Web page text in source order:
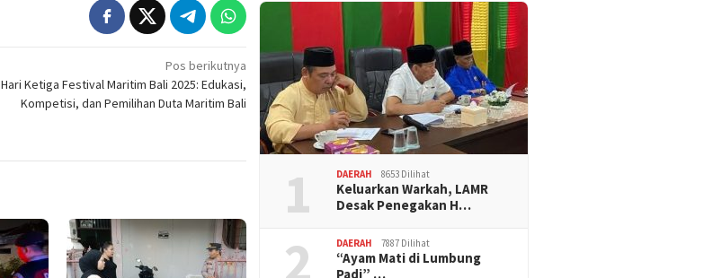
Pos berikutnya
Hari Ketiga Festival Maritim Bali 2025: Edukasi,
Kompetisi, dan Pemilihan Duta Maritim Bali
1 DAERAH 8653 Dilihat
Keluarkan Warkah, LAMR
Desak Penegakan H…
2 DAERAH 7887 Dilihat
“Ayam Mati di Lumbung
Padi” …